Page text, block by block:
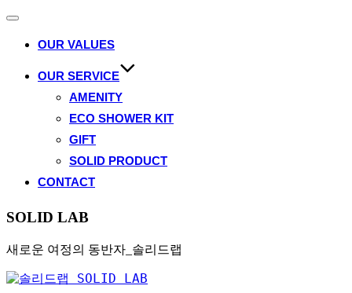
Toggle
OUR VALUES
OUR SERVICE
AMENITY
ECO SHOWER KIT
GIFT
SOLID PRODUCT
CONTACT
SOLID LAB
새로운 여정의 동반자_솔리드랩
Skip